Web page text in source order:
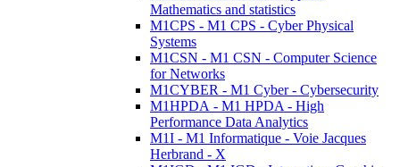
Mathematics and statistics
M1CPS - M1 CPS - Cyber Physical
Systems
M1CSN - M1 CSN - Computer Science
for Networks
M1CYBER - M1 Cyber - Cybersecurity
M1HPDA - M1 HPDA - High
Performance Data Analytics
M1I - M1 Informatique - Voie Jacques
Herbrand - X